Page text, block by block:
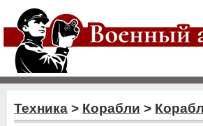
Техника > Корабли >